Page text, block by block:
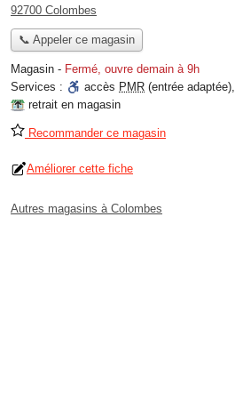
92700 Colombes
📞 Appeler ce magasin
Magasin - Fermé, ouvre demain à 9h
Services :
accès PMR (entrée adaptée),
retrait en magasin
Recommander ce magasin
Améliorer cette fiche
Autres magasins à Colombes